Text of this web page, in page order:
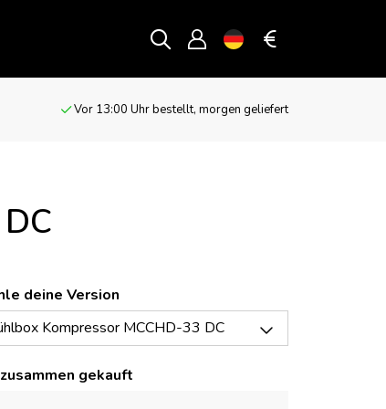
Vor 13:00 Uhr bestellt, morgen geliefert
deine Version
Kompressor MCCHD-33 DC
gekauft